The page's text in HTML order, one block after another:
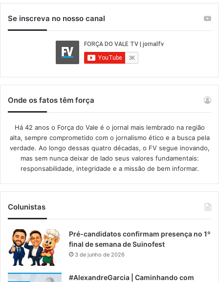
Se inscreva no nosso canal
Onde os fatos têm força
Há 42 anos o Força do Vale é o jornal mais lembrado na região
alta, sempre comprometido com o jornalismo ético e a busca pela
verdade. Ao longo dessas quatro décadas, o FV segue inovando,
mas sem nunca deixar de lado seus valores fundamentais:
responsabilidade, integridade e a missão de bem informar.​
Colunistas
Pré-candidatos confirmam presença no 1º
final de semana de Suinofest
3 de junho de 2026
#AlexandreGarcia | Caminhando com